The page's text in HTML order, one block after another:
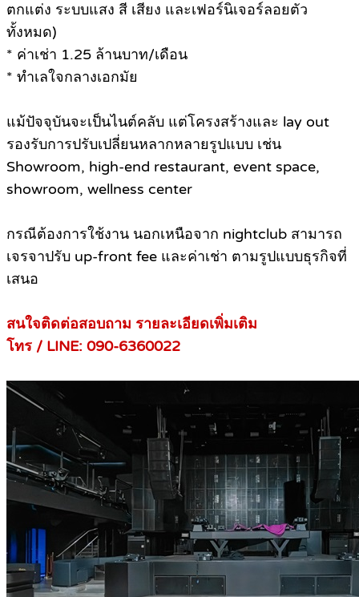
ตกแต่ง ระบบแสง สี เสียง และเฟอร์นิเจอร์ลอยตัว
ทั้งหมด)
* ค่าเช่า 1.25 ล้านบาท/เดือน
* ทำเลใจกลางเอกมัย
แม้ปัจจุบันจะเป็นไนต์คลับ แต่โครงสร้างและ lay out
รองรับการปรับเปลี่ยนหลากหลายรูปแบบ เช่น
Showroom, high-end restaurant, event space,
showroom, wellness center
กรณีต้องการใช้งาน นอกเหนือจาก nightclub สามารถ
เจรจาปรับ up-front fee และค่าเช่า ตามรูปแบบธุรกิจที่
เสนอ
สนใจติดต่อสอบถาม รายละเอียดเพิ่มเติม
โทร / LINE: 090-6360022